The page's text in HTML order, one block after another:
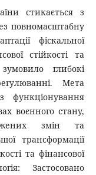
стикається з
повномасштабну
фіскальної
стійкості та
глибокі
Мета
функціонування
воєнного стану,
змін та
трансформації
та фінансової
Застосовано